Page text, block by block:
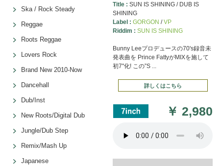
Title :SUN IS SHINING / DUB IS
SHINING
Label :GORGON /VP
Riddim :SUN IS SHINING
Bunny Leeプロデュースの70's録音未
発表曲を Prince FattyがMIXを施して
初7"化! この”S ...
詳しくはこちら
￥2,980
Ska / Rock Steady
Reggae
Roots Reggae
Lovers Rock
Brand New 2010-Now
Dancehall
Dub/Inst
New Roots/Digital Dub
Jungle/Dub Step
Remix/Mash Up
Japanese